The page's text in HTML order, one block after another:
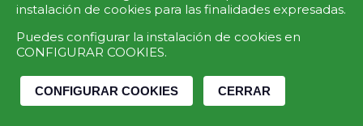
Locales comerciales en Valencia
Locales comerciales en Zaragoza
Locales comerciales en Madrid
Locales comerciales en Barcelona
instalación de cookies para las finalidades expresadas.
Puedes configurar la instalación de cookies en
CONFIGURAR COOKIES.
CONFIGURAR COOKIES CERRAR